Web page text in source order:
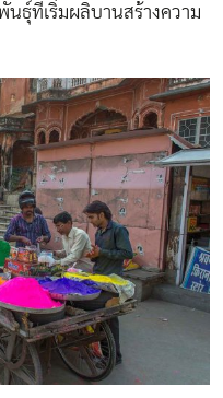
ธุ์ที่เริ่มผลิบานสร้างความ